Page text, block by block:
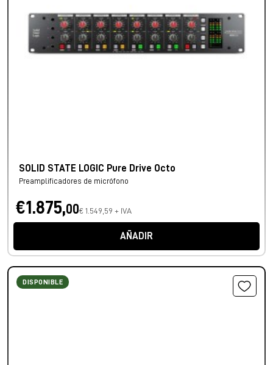
SOLID STATE LOGIC Pure Drive Octo
Preamplificadores de micrófono
€1.875,00€ 1.549,59 + IVA
AÑADIR
DISPONIBLE